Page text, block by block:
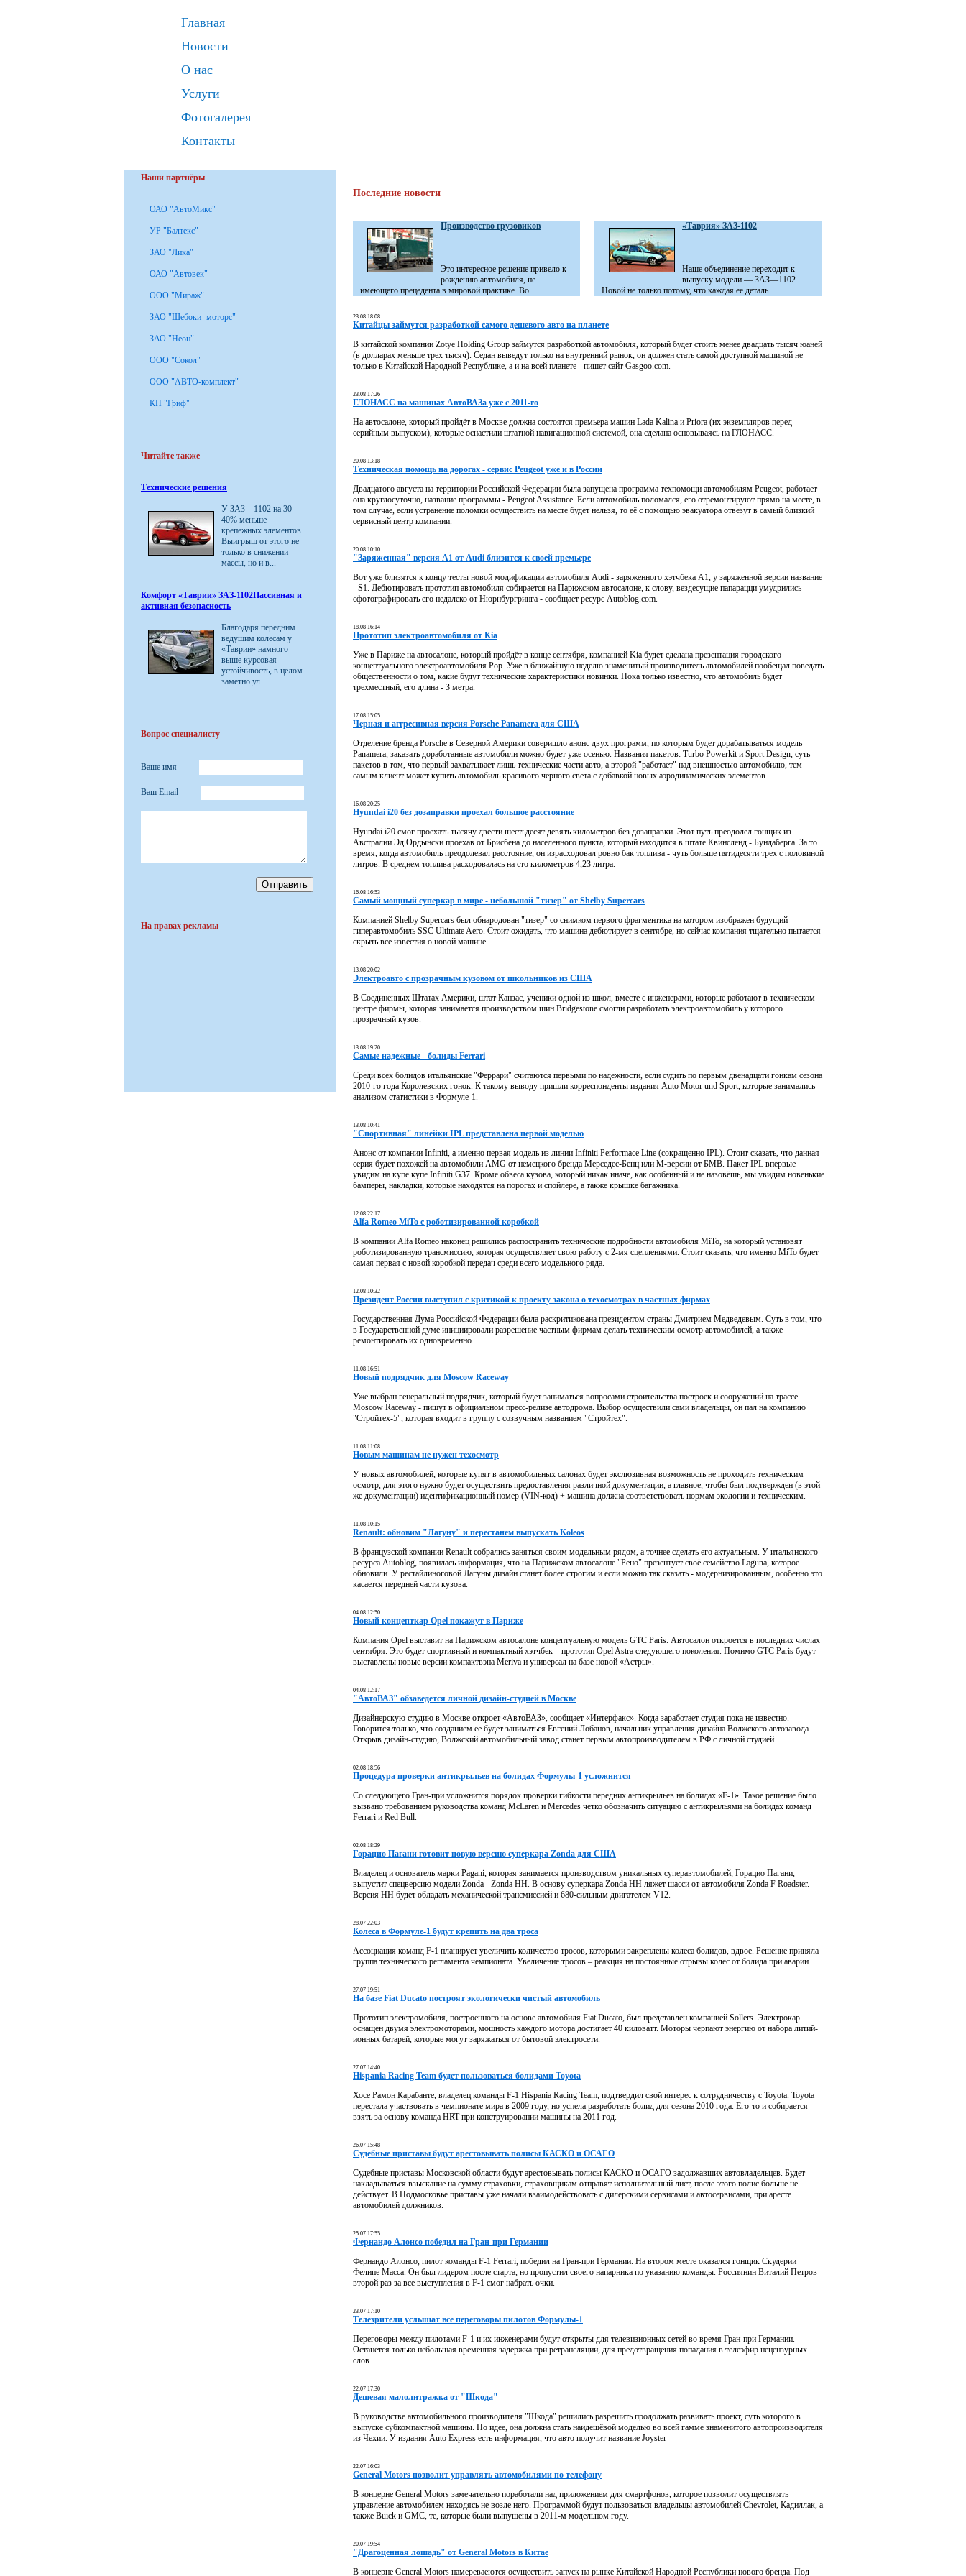
Главная
Новости
О нас
Услуги
Фотогалерея
Контакты
Наши партнёры
ОАО "АвтоМикс"
УР "Балтекс"
ЗАО "Лика"
ОАО "Автовек"
ООО "Мираж"
ЗАО "Шебоки- моторс"
ЗАО "Неон"
ООО "Сокол"
ООО "АВТО-комплект"
КП "Гриф"
Читайте также
Технические решения
У ЗАЗ—1102 на 30—
40% меньше
крепежных элементов.
Выигрыш от этого не
только в снижении
массы, но и в...
Комфорт «Таврии» ЗАЗ-1102Пассивная и
активная безопасность
Благодаря передним
ведущим колесам у
«Таврии» намного
выше курсовая
устойчивость, в целом
заметно ул...
Вопрос специалисту
Ваше имя
Ваш Email
На правах рекламы
Последние новости
Производство грузовиков
Это интересное решение привело к
рождению автомобиля, не
имеющего прецедента в мировой практике. Во ...
«Таврия» ЗАЗ-1102
Наше объединение переходит к
выпуску модели — ЗАЗ—1102.
Новой не только потому, что каждая ее деталь...
23.08 18:08
Китайцы займутся разработкой самого дешевого авто на планете
В китайской компании Zotye Holding Group займутся разработкой автомобиля, который будет стоить менее двадцать тысяч юаней
(в долларах меньше трех тысяч). Седан выведут только на внутренний рынок, он должен стать самой доступной машиной не
только в Китайской Народной Республике, а и на всей планете - пишет сайт Gasgoo.com.
23.08 17:26
ГЛОНАСС на машинах АвтоВАЗа уже с 2011-го
На автосалоне, который пройдёт в Москве должна состоятся премьера машин Lada Kalina и Priora (их экземпляров перед
серийным выпуском), которые оснастили штатной навигационной системой, она сделана основываясь на ГЛОНАСС.
20.08 13:18
Техническая помощь на дорогах - сервис Peugeot уже и в России
Двадцатого августа на территории Российской Федерации была запущена программа техпомощи автомобилям Peugeot, работает
она круглосуточно, название программы - Peugeot Assistance. Если автомобиль поломался, его отремонтируют прямо на месте, в
том случае, если устранение поломки осуществить на месте будет нельзя, то её с помощью эвакуатора отвезут в самый близкий
сервисный центр компании.
20.08 10:10
"Заряженная" версия A1 от Audi близится к своей премьере
Вот уже близятся к концу тесты новой модификации автомобиля Audi - заряженного хэтчбека А1, у заряженной версии название
- S1. Дебютировать прототип автомобиля собирается на Парижском автосалоне, к слову, вездесущие папарацци умудрились
сфотографировать его недалеко от Нюрнбургринга - сообщает ресурс Autoblog.com.
18.08 16:14
Прототип электроавтомобиля от Kia
Уже в Париже на автосалоне, который пройдёт в конце сентября, компанией Kia будет сделана презентация городского
концептуального электроавтомобиля Pop. Уже в ближайшую неделю знаменитый производитель автомобилей пообещал поведать
общественности о том, какие будут технические характеристики новинки. Пока только известно, что автомобиль будет
трехместный, его длина - 3 метра.
17.08 15:05
Черная и аггресивная версия Porsche Panamera для США
Отделение бренда Porsche в Северной Америки соверищло анонс двух программ, по которым будет дорабатываться модель
Panamera, заказать доработанные автомобили можно будет уже осенью. Названия пакетов: Turbo Powerkit и Sport Design, суть
пакетов в том, что первый захватывает лишь технические части авто, а второй "работает" над внешностью автомобилю, тем
самым клиент может купить автомобиль красивого черного света с добавкой новых аэродинамических элементов.
16.08 20:25
Hyundai i20 без дозаправки проехал большое расстояние
Hyundai i20 смог проехать тысячу двести шестьдесят девять километров без дозаправки. Этот путь преодолел гонщик из
Австралии Эд Ордынски проехав от Брисбена до населенного пункта, который находится в штате Квинсленд - Бундаберга. За то
время, когда автомобиль преодолевал расстояние, он израсходовал ровно бак топлива - чуть больше пятидесяти трех с половиной
литров. В среднем топлива расходовалась на сто километров 4,23 литра.
16.08 16:53
Самый мощный суперкар в мире - небольшой "тизер" от Shelby Supercars
Компанией Shelby Supercars был обнародован "тизер" со снимком первого фрагментика на котором изображен будущий
гиперавтомобиль SSC Ultimate Aero. Стоит ожидать, что машина дебютирует в сентябре, но сейчас компания тщательно пытается
скрыть все известия о новой машине.
13.08 20:02
Электроавто с прозрачным кузовом от школьников из США
В Соединенных Штатах Америки, штат Канзас, ученики одной из школ, вместе с инженерами, которые работают в техническом
центре фирмы, которая занимается производством шин Bridgestone смогли разработать электроавтомобиль у которого
прозрачный кузов.
13.08 19:20
Самые надежные - болиды Ferrari
Среди всех болидов итальянские "Феррари" считаются первыми по надежности, если судить по первым двенадцати гонкам сезона
2010-го года Королевских гонок. К такому выводу пришли корреспонденты издания Auto Motor und Sport, которые занимались
анализом статистики в Формуле-1.
13.08 10:41
"Спортивная" линейки IPL представлена первой моделью
Анонс от компании Infiniti, а именно первая модель из линии Infiniti Performace Line (сокращенно IPL). Стоит сказать, что данная
серия будет похожей на автомобили AMG от немецкого бренда Мерседес-Бенц или М-версии от БМВ. Пакет IPL впервые
увидим на купе купе Infiniti G37. Кроме обвеса кузова, который никак иначе, как особенный и не назовёшь, мы увидим новенькие
бамперы, накладки, которые находятся на порогах и спойлере, а также крышке багажника.
12.08 22:17
Alfa Romeo MiTo с роботизированной коробкой
В компании Alfa Romeo наконец решились распостранить технические подробности автомобиля MiTo, на который установят
роботизированную трансмиссию, которая осуществляет свою работу с 2-мя сцеплениями. Стоит сказать, что именно MiTo будет
самая первая с новой коробкой передач среди всего модельного ряда.
12.08 10:32
Президент России выступил с критикой к проекту закона о техосмотрах в частных фирмах
Государственная Дума Российской Федерации была раскритикована президентом страны Дмитрием Медведевым. Суть в том, что
в Государственной думе инициировали разрешение частным фирмам делать техническим осмотр автомобилей, а также
ремонтировать их одновременно.
11.08 16:51
Новый подрядчик для Moscow Raceway
Уже выбран генеральный подрядчик, который будет заниматься вопросами строительства построек и сооружений на трассе
Moscow Raceway - пишут в официальном пресс-релизе автодрома. Выбор осуществили сами владельцы, он пал на компанию
"Стройтех-5", которая входит в группу с созвучным названием "Стройтех".
11.08 11:08
Новым машинам не нужен техосмотр
У новых автомобилей, которые купят в автомобильных салонах будет экслюзивная возможность не проходить техническим
осмотр, для этого нужно будет осуществить предоставления различной документации, а главное, чтобы был подтвержден (в этой
же документации) идентификационный номер (VIN-код) + машина должна соответствовать нормам экологии и техническим.
11.08 10:15
Renault: обновим "Лагуну" и перестанем выпускать Koleos
В французской компании Renault собрались заняться своим модельным рядом, а точнее сделать его актуальным. У итальянского
ресурса Autoblog, появилась информация, что на Парижском автосалоне "Рено" презентует своё семейство Laguna, которое
обновили. У рестайлиноговой Лагуны дизайн станет более строгим и если можно так сказать - модернизированным, особенно это
касается передней части кузова.
04.08 12:50
Новый концепткар Opel покажут в Париже
Компания Opel выставит на Парижском автосалоне концептуальную модель GTC Paris. Автосалон откроется в последних числах
сентября. Это будет спортивный и компактный хэтчбек – прототип Opel Astra следующего поколения. Помимо GTC Paris будут
выставлены новые версии компактвэна Meriva и универсал на базе новой «Астры».
04.08 12:17
"АвтоВАЗ" обзаведется личной дизайн-студией в Москве
Дизайнерскую студию в Москве откроет «АвтоВАЗ», сообщает «Интерфакс». Когда заработает студия пока не известно.
Говорится только, что созданием ее будет заниматься Евгений Лобанов, начальник управления дизайна Волжского автозавода.
Открыв дизайн-студию, Волжский автомобильный завод станет первым автопроизводителем в РФ с личной студией.
02.08 18:56
Процедура проверки антикрыльев на болидах Формулы-1 усложнится
Со следующего Гран-при усложнится порядок проверки гибкости передних антикрыльев на болидах «F-1». Такое решение было
вызвано требованием руководства команд McLaren и Mercedes четко обозначить ситуацию с антикрыльями на болидах команд
Ferrari и Red Bull.
02.08 18:29
Горацио Пагани готовит новую версию суперкара Zonda для США
Владелец и основатель марки Pagani, которая занимается производством уникальных суперавтомобилей, Горацио Пагани,
выпустит спецверсию модели Zonda - Zonda HH. В основу суперкара Zonda HH ляжет шасси от автомобиля Zonda F Roadster.
Версия HH будет обладать механической трансмиссией и 680-сильным двигателем V12.
28.07 22:03
Колеса в Формуле-1 будут крепить на два троса
Ассоциация команд F-1 планирует увеличить количество тросов, которыми закреплены колеса болидов, вдвое. Решение приняла
группа технического регламента чемпионата. Увеличение тросов – реакция на постоянные отрывы колес от болида при аварии.
27.07 19:51
На базе Fiat Ducato построят экологически чистый автомобиль
Прототип электромобиля, построенного на основе автомобиля Fiat Ducato, был представлен компанией Sollers. Электрокар
оснащен двумя электромоторами, мощность каждого мотора достигает 40 киловатт. Моторы черпают энергию от набора литий-
ионных батарей, которые могут заряжаться от бытовой электросети.
27.07 14:40
Hispania Racing Team будет пользоваться болидами Toyota
Хосе Рамон Карабанте, владелец команды F-1 Hispania Racing Team, подтвердил свой интерес к сотрудничеству с Toyota. Toyota
перестала участвовать в чемпионате мира в 2009 году, но успела разработать болид для сезона 2010 года. Его-то и собирается
взять за основу команда HRT при конструировании машины на 2011 год.
26.07 15:48
Судебные приставы будут арестовывать полисы КАСКО и ОСАГО
Судебные приставы Московской области будут арестовывать полисы КАСКО и ОСАГО задолжавших автовладельцев. Будет
накладываться взыскание на сумму страховки, страховщикам отправят исполнительный лист, после этого полис больше не
действует. В Подмосковье приставы уже начали взаимодействовать с дилерскими сервисами и автосервисами, при аресте
автомобилей должников.
25.07 17:55
Фернандо Алонсо победил на Гран-при Германии
Фернандо Алонсо, пилот команды F-1 Ferrari, победил на Гран-при Германии. На втором месте оказался гонщик Скудерии
Фелипе Масса. Он был лидером после старта, но пропустил своего напарника по указанию команды. Россиянин Виталий Петров
второй раз за все выступления в F-1 смог набрать очки.
23.07 17:10
Телезрители услышат все переговоры пилотов Формулы-1
Переговоры между пилотами F-1 и их инженерами будут открыты для телевизионных сетей во время Гран-при Германии.
Останется только небольшая временная задержка при ретрансляции, для предотвращения попадания в телеэфир нецензурных
слов.
22.07 17:30
Дешевая малолитражка от "Шкода"
В руководстве автомобильного производителя "Шкода" решились разрешить продолжать развивать проект, суть которого в
выпуске субкомпактной машины. По идее, она должна стать наидешёвой моделью во всей гамме знаменитого автопроизводителя
из Чехии. У издания Auto Express есть информация, что авто получит название Joyster
22.07 16:03
General Motors позволит управлять автомобилями по телефону
В концерне General Motors замечательно поработали над приложением для смартфонов, которое позволит осуществлять
управление автомобилем находясь не возле него. Программой будут пользоваться владельцы автомобилей Chevrolet, Кадиллак, а
также Buick и GMC, те, которые были выпущены в 2011-м модельном году.
20.07 19:54
"Драгоценная лошадь" от General Motors в Китае
В концерне General Motors намереваеются осуществить запуск на рынке Китайской Народной Республики нового бренда. Под